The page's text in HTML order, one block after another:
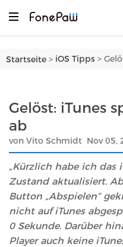
Startseite > iOS Tipps >
Gelöst: iTunes
ab
von Vito Schmidt Nov 05,
„Kürzlich habe ich das
Zustand aktualisiert.
Button „Abspielen“
nicht auf iTunes
0 Sekunde. Darüber
Player auch keine